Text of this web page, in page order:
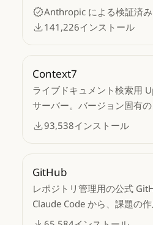
美学的特性を避け、洗練され
す。
Anthropic による検証済み
141,226インストール
Context7
ライブドキュメント検索用
サーバー。バージョン固有
ド例をソースリポジトリか
93,538インストール
GitHub
レポジトリ管理用の公式
Claude Code から、課題の
の管理、コードのレビュー